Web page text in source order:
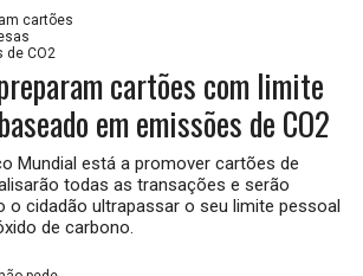
cartões com limite
em emissões de CO2
Mundial está a promover cartões de
todas as transações e serão
o cidadão ultrapassar o seu limite pessoal
de carbono.